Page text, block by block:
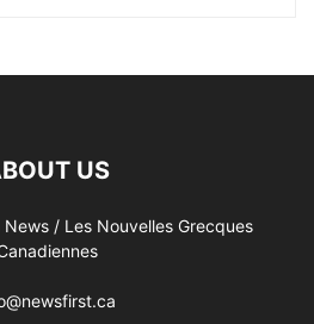
US
/ Les Nouvelles Grecques